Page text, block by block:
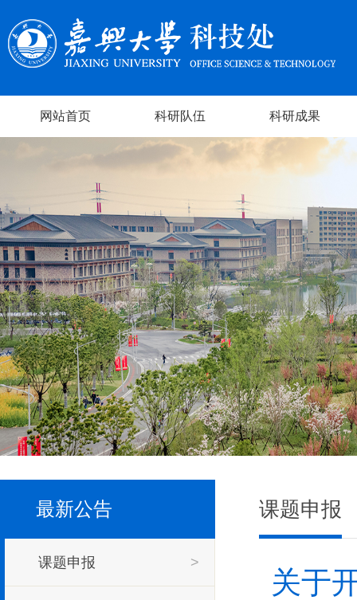
网站首页 科研队伍 科研成果
最新公告
课题申报 >
课题申报
关于